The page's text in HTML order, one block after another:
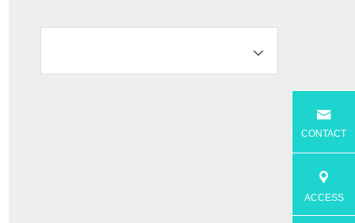
CONTACT
ACCESS